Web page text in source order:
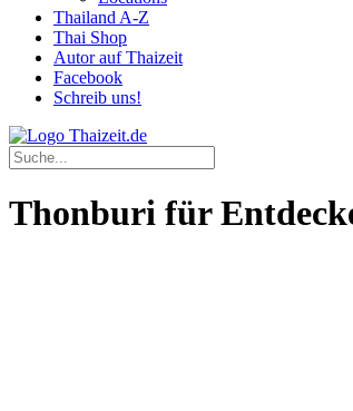
Thailand A-Z
Thai Shop
Autor auf Thaizeit
Facebook
Schreib uns!
Thonburi für